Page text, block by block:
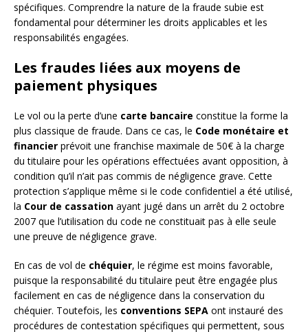
spécifiques. Comprendre la nature de la fraude subie est
fondamental pour déterminer les droits applicables et les
responsabilités engagées.
Les fraudes liées aux moyens de
paiement physiques
Le vol ou la perte d’une carte bancaire constitue la forme la
plus classique de fraude. Dans ce cas, le Code monétaire et
financier prévoit une franchise maximale de 50€ à la charge
du titulaire pour les opérations effectuées avant opposition, à
condition qu’il n’ait pas commis de négligence grave. Cette
protection s’applique même si le code confidentiel a été utilisé,
la Cour de cassation ayant jugé dans un arrêt du 2 octobre
2007 que l’utilisation du code ne constituait pas à elle seule
une preuve de négligence grave.
En cas de vol de chéquier, le régime est moins favorable,
puisque la responsabilité du titulaire peut être engagée plus
facilement en cas de négligence dans la conservation du
chéquier. Toutefois, les conventions SEPA ont instauré des
procédures de contestation spécifiques qui permettent, sous